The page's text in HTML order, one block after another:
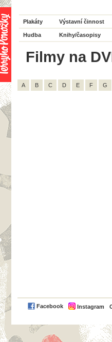
Plakáty Výstavní činnost
Hudba Knihy/časopisy
Filmy na
A B C D E F G
Facebook Instagram